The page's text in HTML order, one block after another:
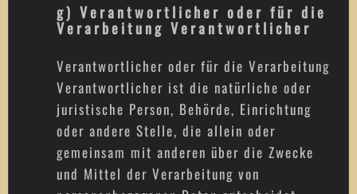
g) Verantwortlicher oder für die
Verarbeitung Verantwortlicher
Verantwortlicher oder für die Verarbeitung
Verantwortlicher ist die natürliche oder
juristische Person, Behörde, Einrichtung
oder andere Stelle, die allein oder
gemeinsam mit anderen über die Zwecke
und Mittel der Verarbeitung von